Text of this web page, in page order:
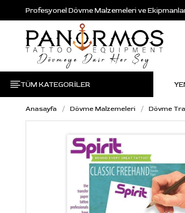
Profesyonel Dövme Malzemeleri ve
TÜM KATEGORİLER
Anasayfa Dövme Malzemeleri Dövme